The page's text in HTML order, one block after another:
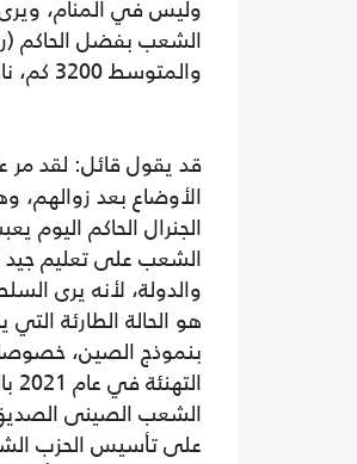
وليس في المنام، ويرى
الشعب بفضل الحاكم
والمتوسط 3200 كم، ناهيك عن النيل 1530 كم والبحيرات).
قد يقول قائل: لقد مر
الأوضاع بعد
الجنرال الحاكم اليوم
الشعب على تعليم جيد
والدولة، لأنه يرى
هو الحالة الطارئة
بنموذج الصين،
على تأسيس الحزب